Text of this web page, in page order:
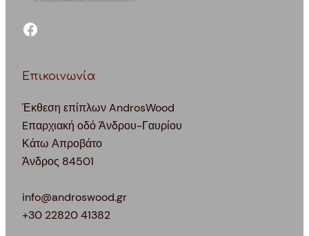
facebook
Επικοινωνία
Έκθεση επίπλων AndrosWood
Eπαρχιακή οδό Άνδρου-Γαυρίου
Κάτω Απροβάτο
Άνδρος 84501
info@androswood.gr
+30 22820 41382